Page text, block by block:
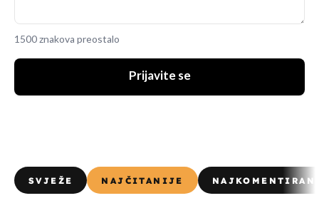
1500 znakova preostalo
Prijavite se
SVJEŽE NAJČITANIJE